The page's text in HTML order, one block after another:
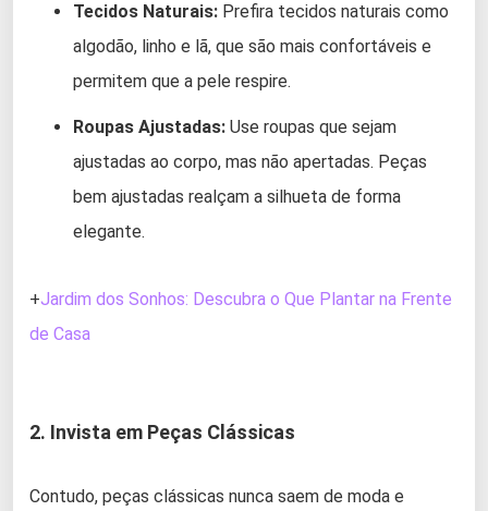
Tecidos Naturais: Prefira tecidos naturais como
algodão, linho e lã, que são mais confortáveis e
permitem que a pele respire.
Roupas Ajustadas: Use roupas que sejam
ajustadas ao corpo, mas não apertadas. Peças
bem ajustadas realçam a silhueta de forma
elegante.
+Jardim dos Sonhos: Descubra o Que Plantar na Frente
de Casa
2. Invista em Peças Clássicas
Contudo, peças clássicas nunca saem de moda e